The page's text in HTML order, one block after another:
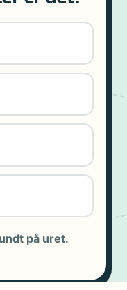
på uret.